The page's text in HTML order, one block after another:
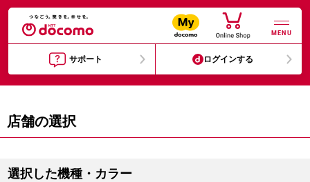
MENU
サポート ログインする
店舗の選択
選択した機種・カラー